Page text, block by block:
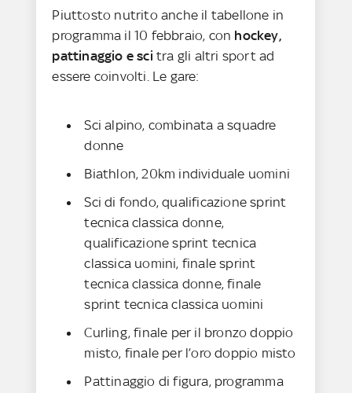
Piuttosto nutrito anche il tabellone in
programma il 10 febbraio, con hockey,
pattinaggio e scitra gli altri sport ad
essere coinvolti. Le gare:
Sci alpino, combinata a squadre
donne
Biathlon, 20km individuale uomini
Sci di fondo, qualificazione sprint
tecnica classica donne,
qualificazione sprint tecnica
classica uomini, finale sprint
tecnica classica donne, finale
sprint tecnica classica uomini
Curling, finale per il bronzo doppio
misto, finale per l’oro doppio misto
Pattinaggio di figura, programma